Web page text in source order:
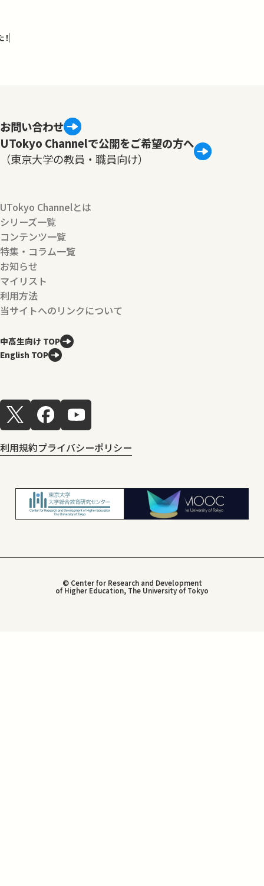
お問い合わせ
UTokyo Channelで公開をご希望の方へ
（東京大学の教員・職員向け）
UTokyo Channelとは
シリーズ一覧
コンテンツ一覧
特集・コラム一覧
お知らせ
マイリスト
利用方法
当サイトへのリンクについて
中高生向け TOP
English TOP
利用規約プライバシーポリシー
© Center for Research and Development
of Higher Education, The University of Tokyo